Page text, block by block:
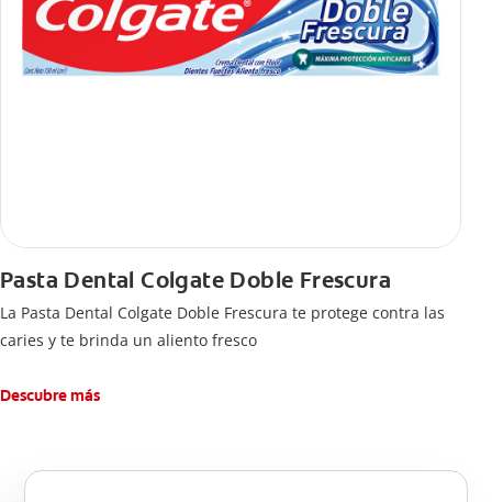
Pasta Dental Colgate Doble Frescura
La Pasta Dental Colgate Doble Frescura te protege contra las
caries y te brinda un aliento fresco
Descubre más